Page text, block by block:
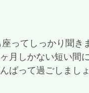
ってしっかり聞き
月しかない短い間
ばって過ごしまし